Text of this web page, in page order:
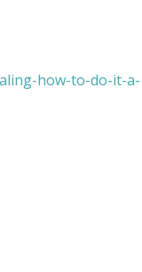
how-to-do-it-a-